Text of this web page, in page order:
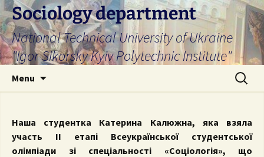
Skip
to
content
Sociology department
National Technical University of Ukraine
"Igor Sikorsky Kyiv Polytechnic Institute"
Menu
Search
for:
Наша студентка Катерина Калюжна, яка взяла
участь II етапі Всеукраїнської студентської
олімпіади зі спеціальності «Соціологія», що